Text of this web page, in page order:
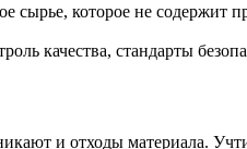
сырье, которое не
качества, стандарты
и отходы материала.